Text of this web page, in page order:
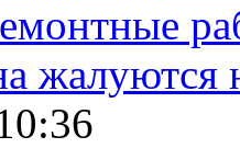
жалуются